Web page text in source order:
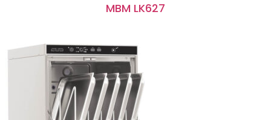
MBM LK627